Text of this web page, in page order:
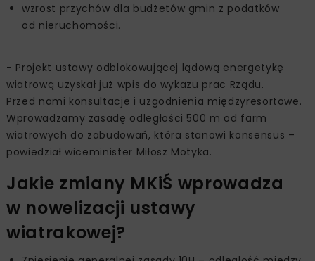
wzrost przychów dla budżetów gmin z podatków
od nieruchomości.
- Projekt ustawy odblokowującej lądową energetykę
wiatrową uzyskał już wpis do wykazu prac Rządu.
Przed nami konsultacje i uzgodnienia międzyresortowe.
Wprowadzamy zasadę odległości 500 m od farm
wiatrowych do zabudowań, która stanowi konsensus –
powiedział wiceminister Miłosz Motyka.
Jakie zmiany MKiŚ wprowadza
w nowelizacji ustawy
wiatrakowej?